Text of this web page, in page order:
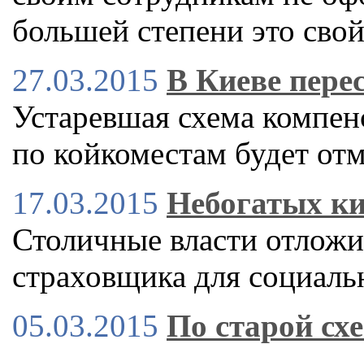
большей степени это
27.03.2015 В Киеве
Устаревшая схема
по койкоместам будет
17.03.2015 Небогатых
Столичные власти
страховщика для
05.03.2015 По старой